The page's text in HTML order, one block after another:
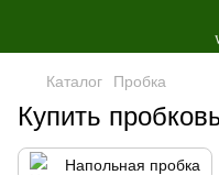
Каталог Пробка
Купить
Напольная пробка